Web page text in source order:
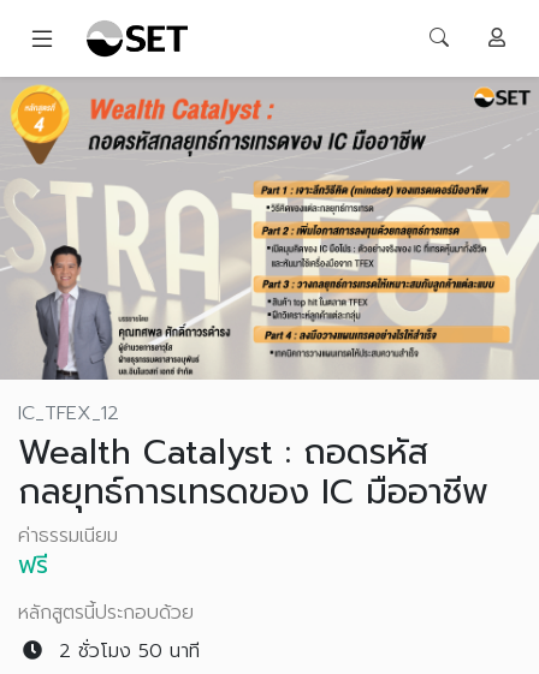
IC_TFEX_12
Wealth Catalyst : ถอดรหัส
กลยุทธ์การเทรดของ IC มืออาชีพ
ค่าธรรมเนียม
ฟรี
หลักสูตรนี้ประกอบด้วย
2 ชั่วโมง 50 นาที